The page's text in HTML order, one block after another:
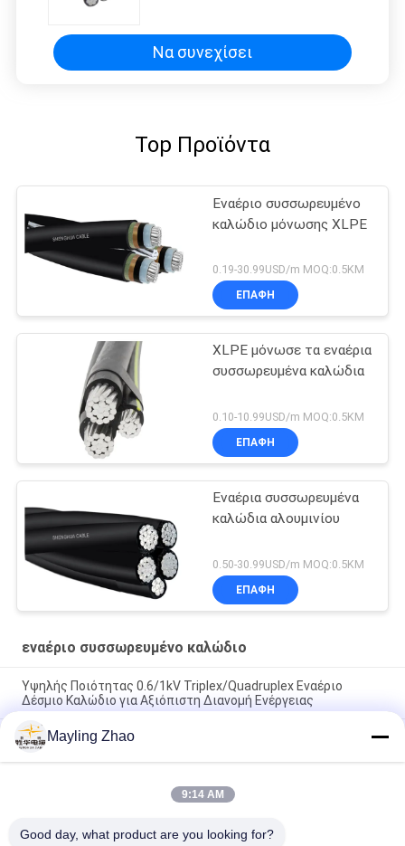
Να συνεχίσει
Top Προϊόντα
Εναέριο συσσωρευμένο
καλώδιο μόνωσης XLPE
0.19-30.99USD/m MOQ:0.5KM
ΕΠΑΦΉ
XLPE μόνωσε τα εναέρια
συσσωρευμένα καλώδια
0.10-10.99USD/m MOQ:0.5KM
ΕΠΑΦΉ
Εναέρια συσσωρευμένα
καλώδια αλουμινίου
0.50-30.99USD/m MOQ:0.5KM
ΕΠΑΦΉ
εναέριο συσσωρευμένο καλώδιο
Υψηλής Ποιότητας 0.6/1kV Triplex/Quadruplex Εναέριο
Δέσμιο Καλώδιο για Αξιόπιστη Διανομή Ενέργειας
Καλώδιο Shanghai Shenghua 3 Core Aerial Bundled Triplex
Service Drop Καλώδιο για αεροπορικές γραμμές μεταφοράς
ενέργειας
Εναέριο Δέσμιο Καλώδιο Shenghua Power Cable με Μόνωση
Mayling Zhao
9:14 AM
Good day, what product are you looking for?